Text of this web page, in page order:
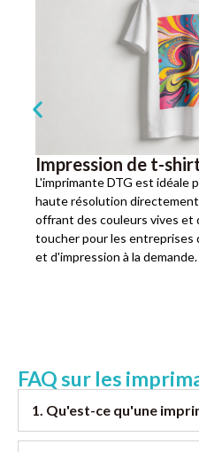
Impression de t-
L'imprimante DTG est idéale
haute résolution
offrant des couleurs vives et
toucher pour les entreprises
et d'impression à la demande.
FAQ sur les
1. Qu'est-ce qu'une